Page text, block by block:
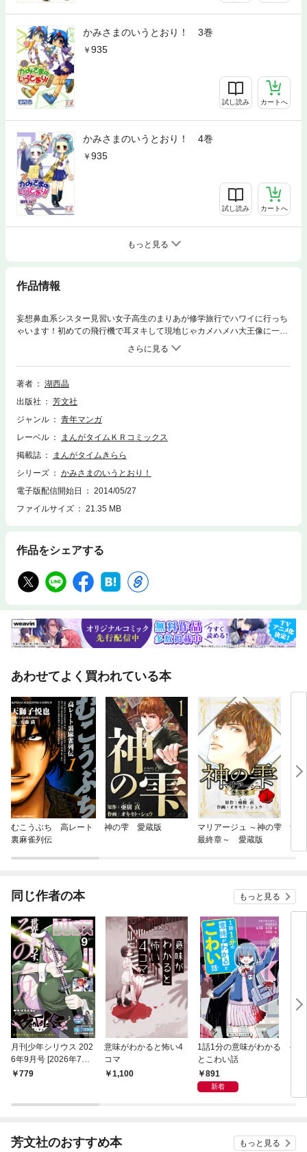
かみさまのいうとおり！ 3巻
935
試し読み カートへ
かみさまのいうとおり！ 4巻
935
試し読み カートへ
もっと見る
作品情報
妄想鼻血系シスター見習い女子高生のまりあが修学旅行でハワイに行っち
ゃいます！初めての飛行機で耳ヌキして現地じゃカメハメハ大王像に一礼
して夜食にマラサダを食べて…やっぱりハワイでも鼻血全開のまりあで
著者
湖西晶
出版社
芳文社
ジャンル
青年マンガ
レーベル
まんがタイムＫＲコミックス
掲載誌
まんがタイムきらら
シリーズ
かみさまのいうとおり！
電子版配信開始日
2014/05/27
ファイルサイズ
21.35 MB
作品をシェアする
あわせてよく買われている本
むこうぶち 高レート
裏麻雀列伝
神の雫 愛蔵版
マリアージュ ～神の雫
最終章～ 愛蔵版
ナ
同じ作者の本 もっと見る
月刊少年シリウス 202
6年9月号 [2026年7月2
4日発売]
779
意味がわかると怖い4
コマ
1,100
1話1分の意味がわかる
とこわい話
891
新着
や
芳文社のおすすめ本 もっと見る